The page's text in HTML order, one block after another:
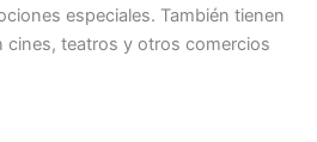
especiales. También tienen
cines, teatros y otros comercios